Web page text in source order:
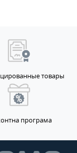
товары
програма